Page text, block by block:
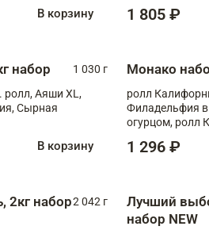
В корзину 1 805 ₽
набор
1 030 г
ролл, Аяши XL,
Сырная
В корзину
Монако
ролл
Филадельфия в
огурцом, ролл
1 296 ₽
2кг набор2 042 г
Лучший
набор NEW